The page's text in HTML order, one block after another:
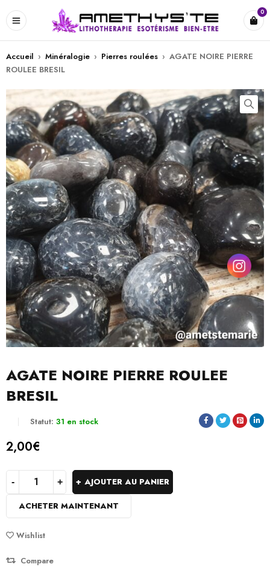
0
Accueil › Minéralogie › Pierres roulées › AGATE NOIRE PIERRE
ROULEE BRESIL
AGATE NOIRE PIERRE ROULEE
BRESIL
Statut: 31 en stock
2,00€
AJOUTER AU PANIER
ACHETER MAINTENANT
Wishlist
Compare